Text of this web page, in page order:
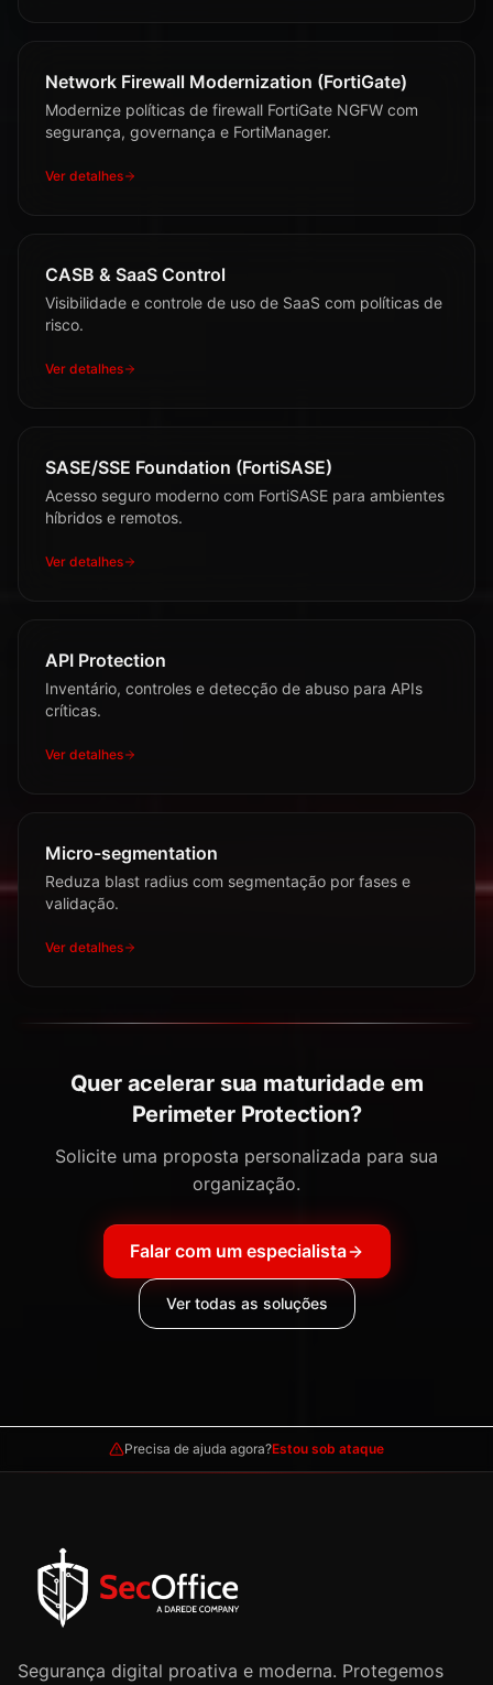
Network Firewall Modernization (FortiGate)
Modernize políticas de firewall FortiGate NGFW com
segurança, governança e FortiManager.
Ver detalhes
CASB & SaaS Control
Visibilidade e controle de uso de SaaS com políticas de
risco.
Ver detalhes
SASE/SSE Foundation (FortiSASE)
Acesso seguro moderno com FortiSASE para ambientes
híbridos e remotos.
Ver detalhes
API Protection
Inventário, controles e detecção de abuso para APIs
críticas.
Ver detalhes
Micro-segmentation
Reduza blast radius com segmentação por fases e
validação.
Ver detalhes
Quer acelerar sua maturidade em
Perimeter Protection?
Solicite uma proposta personalizada para sua
organização.
Falar com um especialista
Ver todas as soluções
Precisa de ajuda agora?Estou sob ataque
Segurança digital proativa e moderna. Protegemos